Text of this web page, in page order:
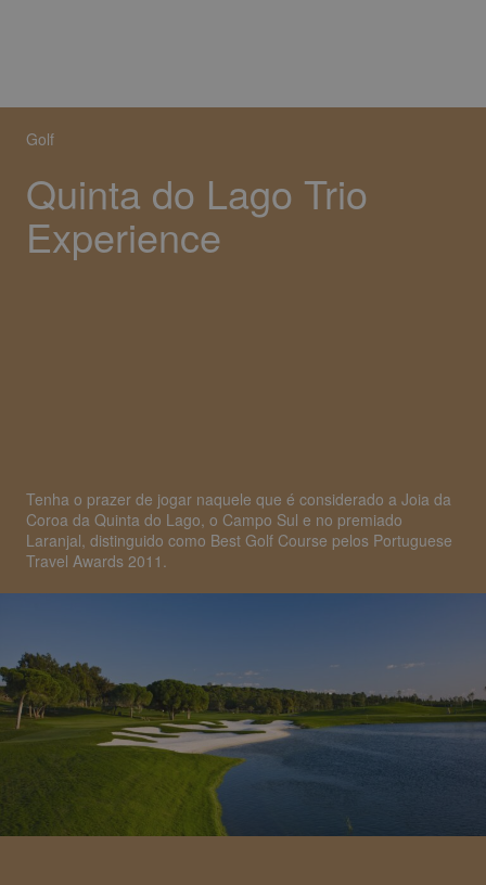
Golf
Quinta do Lago Trio
Experience
Tenha o prazer de jogar naquele que é considerado a Joia da
Coroa da Quinta do Lago, o Campo Sul e no premiado
Laranjal, distinguido como Best Golf Course pelos Portuguese
Travel Awards 2011.